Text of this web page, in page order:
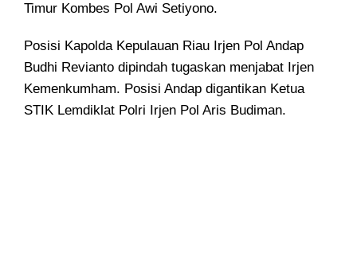
Timur Kombes Pol Awi Setiyono.
Posisi Kapolda Kepulauan Riau Irjen Pol Andap
Budhi Revianto dipindah tugaskan menjabat Irjen
Kemenkumham. Posisi Andap digantikan Ketua
STIK Lemdiklat Polri Irjen Pol Aris Budiman.